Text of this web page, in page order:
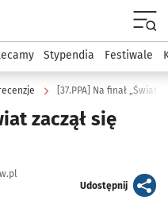
Kultura
Stypendia Festiwale
[37.PPA] Na finał „Świat
zaczął się
Udostępnijartykuł